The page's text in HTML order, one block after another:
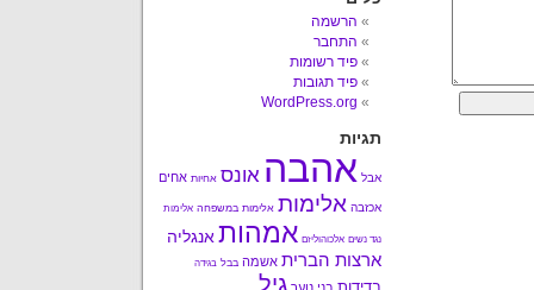
הרשמה
התחבר
פיד רשומות
פיד תגובות
WordPress.org
תגיות
אבל אהבה אונס אחיות אחים
אכזבה אלימות אלימות במשפחה אלימות
נגד נשים אלכוהוליזם אמהותאנגליה
ארצות הברית אשמה בבל בגידה
גיל